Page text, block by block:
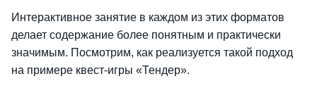
Интерактивное занятие в каждом из этих форматов
делает содержание более понятным и практически
значимым. Посмотрим, как реализуется такой подход
на примере квест-игры «Тендер».